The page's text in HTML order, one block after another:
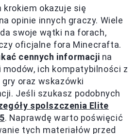
okazuje się
opinie innych graczy. Wiele
swoje wątki na forach,
oficjalne fora Minecrafta.
cennych informacji na
ich kompatybilności z
oraz wskazówki
Jeśli szukasz podobnych
spolszczenia Elite
. Naprawdę warto poświęcić
tych materiałów przed